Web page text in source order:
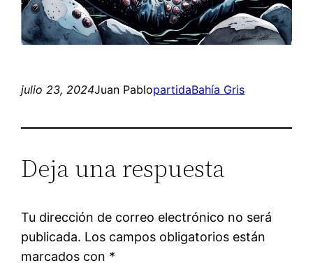
julio 23, 2024Juan PablopartidaBahía Gris
Deja una respuesta
Tu dirección de correo electrónico no será
publicada. Los campos obligatorios están
marcados con *